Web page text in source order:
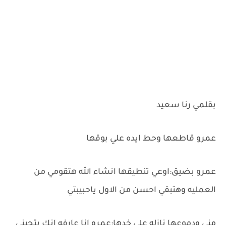
بقلمي رنا سعيد
عمرو قاطعها وحط ايده علي بوقها
عمرو بضيق:اوعي تنطيقها انشاء الله هتقومي من
العمليه وهتبقي احسن من الاول ياحبيبتي